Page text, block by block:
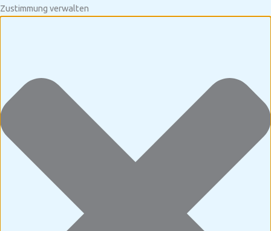
Zustimmung verwalten